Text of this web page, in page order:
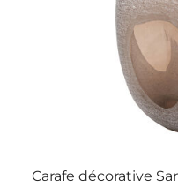
Carafe décorative